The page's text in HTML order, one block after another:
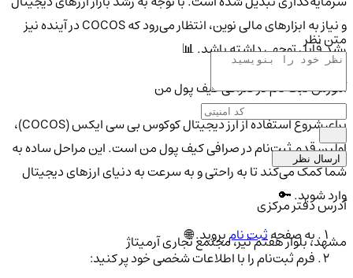
و نیاز به ابزارهای مالی نوین، انتظار می‌رود که COCOS در آینده نیز
رشد قابل توجهی داشته باشد. 📊
آموزش ثبت نام در صرافی کیف پول من
برای شروع استفاده از ارز دیجیتال کوکوس بی سی ایکس (COCOS)،
اولین قدم ثبت‌نام در صرافی کیف پول من است. این مراحل ساده به
شما کمک می‌کند تا به راحتی و به سرعت به دنیای ارزهای دیجیتال
وارد شوید. 🔑
به صفحهثبت نامبروید. 🌐
فرم ثبت‌نام را با اطلاعات شخصی خود پر کنید:
متن نظر
ارسال نظر
آدرس دفتر مرکزی
مشهد، بلوار هفتم تیر، مجتمع تجاری آرمیتاژ